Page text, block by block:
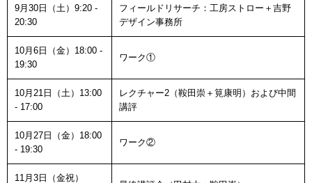
9月30日（土）9:20 -
20:30
フィールドリサーチ：工房ストロー＋吉野
デザイン事務所
10月6日（金）18:00 -
19:30
ワーク①
10月21日（土）13:00
- 17:00
レクチャー2（鞍田崇＋筧康明）および中間
講評
10月27日（金）18:00
- 19:30
ワーク②
11月3日（金祝）